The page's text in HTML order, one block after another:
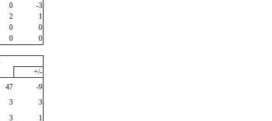
0
-3
2
1
0
0
0
0
+/-
47
-9
3
3
3
1